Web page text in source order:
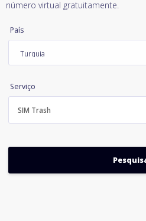
número virtual gratuitamente.
País
Serviço
SIM Trash